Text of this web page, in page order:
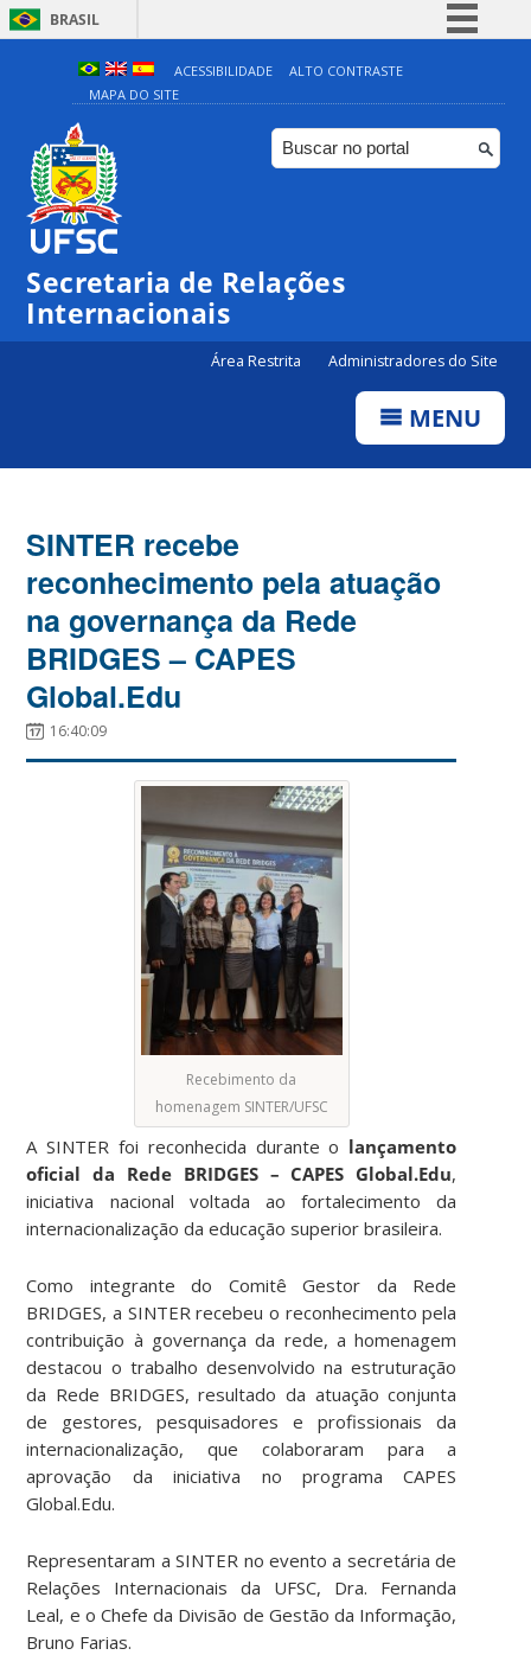
BRASIL
Simplifique!
Comunica BR
Participe
ACESSIBILIDADE
ALTO CONTRASTE
MAPA DO SITE
Secretaria de Relações
Internacionais
Área Restrita Administradores do Site
MENU
SINTER recebe
reconhecimento pela atuação
na governança da Rede
BRIDGES – CAPES
Global.Edu
16:40:09
Recebimento da
homenagem SINTER/UFSC
A SINTER foi reconhecida durante o lançamento
oficial da Rede BRIDGES – CAPES Global.Edu,
iniciativa nacional voltada ao fortalecimento da
internacionalização da educação superior brasileira.
Como integrante do Comitê Gestor da Rede
BRIDGES, a SINTER recebeu o reconhecimento pela
contribuição à governança da rede, a homenagem
destacou o trabalho desenvolvido na estruturação
da Rede BRIDGES, resultado da atuação conjunta
de gestores, pesquisadores e profissionais da
internacionalização, que colaboraram para a
aprovação da iniciativa no programa CAPES
Global.Edu.
Representaram a SINTER no evento a secretária de
Relações Internacionais da UFSC, Dra. Fernanda
Leal, e o Chefe da Divisão de Gestão da Informação,
Bruno Farias.